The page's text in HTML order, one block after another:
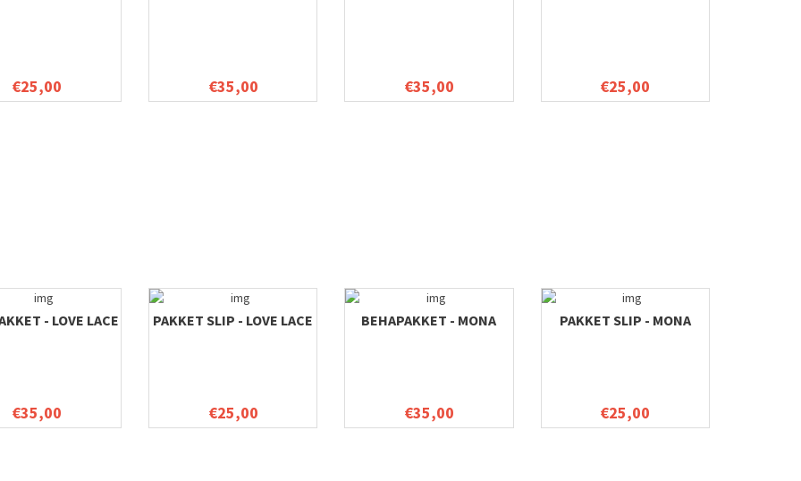
€25,00 €35,00 €35,00 €25,00
- LOVE LACE
€35,00
PAKKET SLIP - LOVE LACE
€25,00
BEHAPAKKET - MONA
€35,00
PAKKET SLIP - MONA
€25,00